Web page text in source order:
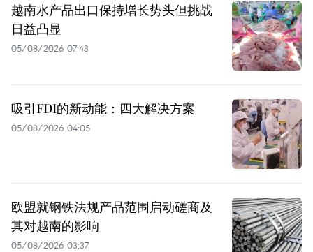
越南水产品出口保持增长势头但挑战
日益凸显
05/08/2026 07:43
吸引FDI的新动能：四大解决方案
05/08/2026 04:05
欧盟就钢铁法规产品范围启动磋商及
其对越南的影响
05/08/2026 03:37